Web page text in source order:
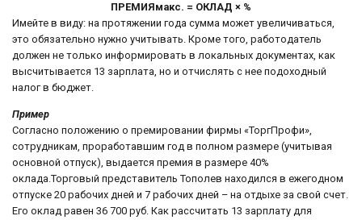
ПРЕМИЯмакс. = ОКЛАД × %
Имейте в виду: на протяжении года сумма может увеличиваться,
это обязательно нужно учитывать. Кроме того, работодатель
должен не только информировать в локальных документах, как
высчитывается 13 зарплата, но и отчислять с нее подоходный
налог в бюджет.
Пример
Согласно положению о премировании фирмы «ТоргПрофи»,
сотрудникам, проработавшим год в полном размере (учитывая
основной отпуск), выдается премия в размере 40%
оклада.Торговый представитель Тополев находился в ежегодном
отпуске 20 рабочих дней и 7 рабочих дней – на отдыхе за свой счет.
Его оклад равен 36 700 руб. Как рассчитать 13 зарплату для